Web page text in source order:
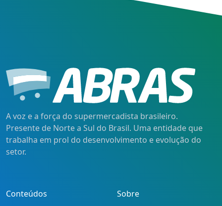
A voz e a força do supermercadista brasileiro.
Presente de Norte a Sul do Brasil. Uma entidade que
trabalha em prol do desenvolvimento e evolução do
setor.
Conteúdos
Sobre